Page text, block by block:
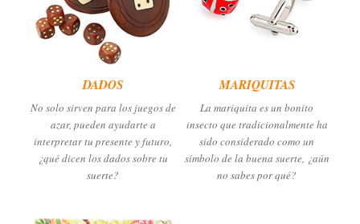
DADOS
No solo sirven para los juegos de
azar, pueden ayudarte a
interpretar tu presente y futuro,
¿qué dicen los dados sobre tu
suerte?
MARIQUITAS
La mariquita es un bonito
insecto que tradicionalmente ha
sido considerado como un
símbolo de la buena suerte, ¿aún
no sabes por qué?